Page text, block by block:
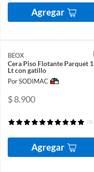
Agregar
BEOX
Cera Piso Flotante Parquet 1
Lt con gatillo
Por SODIMAC
$ 8.900
(1)
Agregar